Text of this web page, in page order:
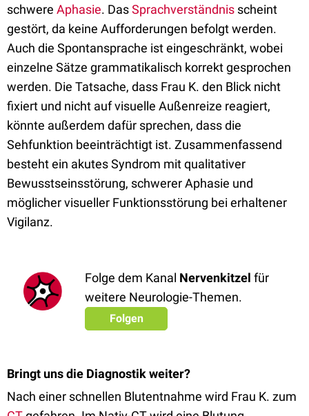
schwere Aphasie. DasSprachverständnis scheint
gestört, da keine Aufforderungen befolgt werden.
Auch die Spontansprache ist eingeschränkt, wobei
einzelne Sätze grammatikalisch korrekt gesprochen
werden. Die Tatsache, dass Frau K. den Blick nicht
fixiert und nicht auf visuelle Außenreize reagiert,
könnte außerdem dafür sprechen, dass die
Sehfunktion beeinträchtigt ist. Zusammenfassend
besteht ein akutes Syndrom mit qualitativer
Bewusstseinsstörung, schwerer Aphasie und
möglicher visueller Funktionsstörung bei erhaltener
Vigilanz.
Folge dem Kanal Nervenkitzel für
weitere Neurologie-Themen.
Folgen
Bringt uns die Diagnostik weiter?
Nach einer schnellen Blutentnahme wird Frau K. zum